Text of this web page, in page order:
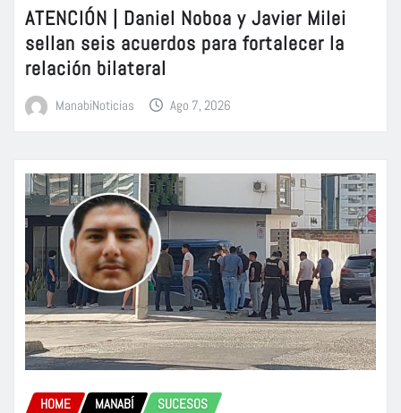
ATENCIÓN | Daniel Noboa y Javier Milei
sellan seis acuerdos para fortalecer la
relación bilateral
ManabiNoticias Ago 7, 2026
HOME MANABÍ SUCESOS